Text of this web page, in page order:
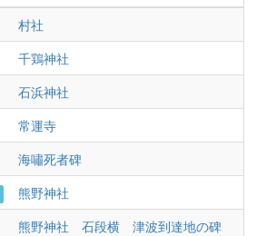
村社
千鶏神社
石浜神社
常運寺
海嘯死者碑
熊野神社
熊野神社 石段横 津波到達地の碑